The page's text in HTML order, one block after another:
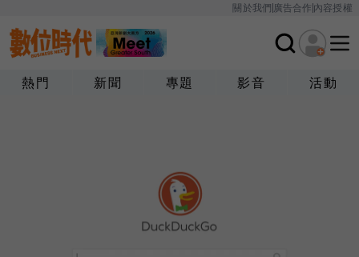
關於我們廣告合作內容授權
熱門 新聞 專題 影音 活動